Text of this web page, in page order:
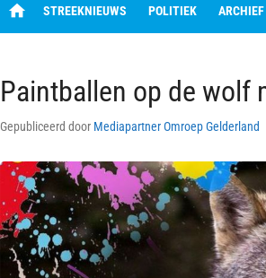
home STREEKNIEUWS POLITIEK ARCHIEF
Paintballen op de wolf
Gepubliceerd door Mediapartner Omroep Gelderland